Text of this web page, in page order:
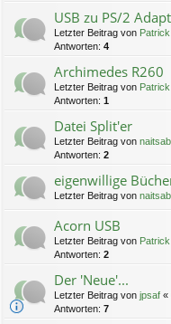
USB zu PS/2
Letzter Beitrag von Patrick
Antworten: 4
Archimedes R260
Letzter Beitrag von Patrick
Antworten: 1
Datei Split'er
Letzter Beitrag von
Antworten: 2
eigenwillige
Letzter Beitrag von
Acorn USB
Letzter Beitrag von Patrick
Antworten: 2
Der 'Neue'...
Letzter Beitrag von jpsaf «
Antworten: 7